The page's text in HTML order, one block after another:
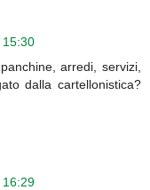
15:30
arredi, servizi,
dalla cartellonistica?
16:29